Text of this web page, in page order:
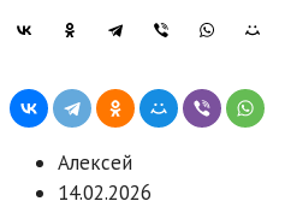
Алексей
14.02.2026